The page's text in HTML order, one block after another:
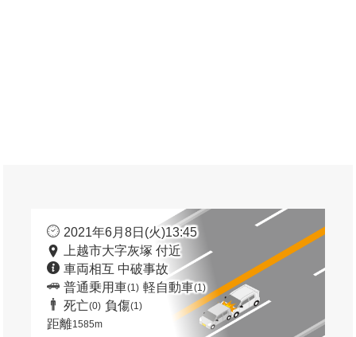
2021年6月8日(火)13:45
上越市大字灰塚 付近
車両相互 中破事故
普通乗用車(1) 軽自動車(1)
死亡(0) 負傷(1)
距離1585m